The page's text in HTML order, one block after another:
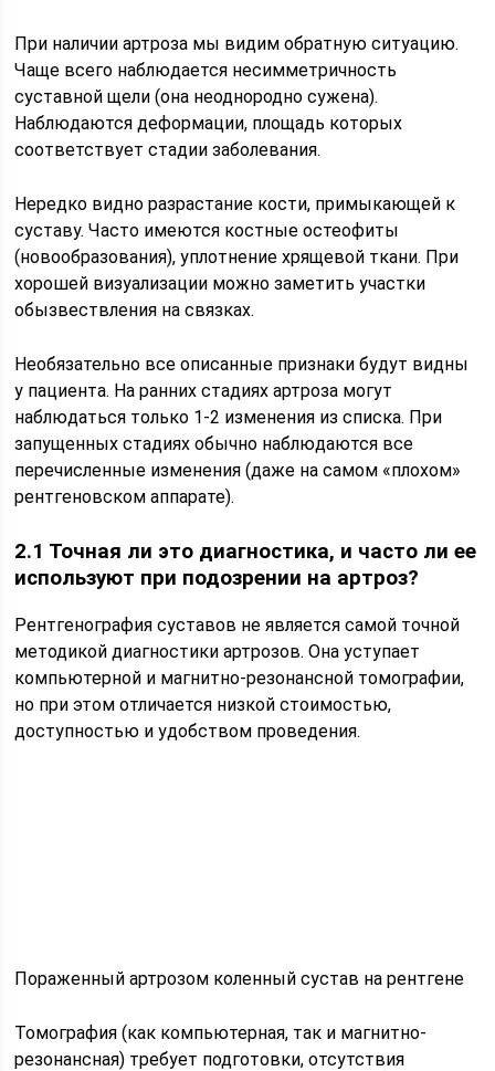
При наличии артроза мы видим обратную ситуацию.
Чаще всего наблюдается несимметричность
суставной щели (она неоднородно сужена).
Наблюдаются деформации, площадь которых
соответствует стадии заболевания.
Нередко видно разрастание кости, примыкающей к
суставу. Часто имеются костные остеофиты
(новообразования), уплотнение хрящевой ткани. При
хорошей визуализации можно заметить участки
обызвествления на связках.
Необязательно все описанные признаки будут видны
у пациента. На ранних стадиях артроза могут
наблюдаться только 1-2 изменения из списка. При
запущенных стадиях обычно наблюдаются все
перечисленные изменения (даже на самом «плохом»
рентгеновском аппарате).
2.1 Точная ли это диагностика, и часто ли ее
используют при подозрении на артроз?
Рентгенография суставов не является самой точной
методикой диагностики артрозов. Она уступает
компьютерной и магнитно-резонансной томографии,
но при этом отличается низкой стоимостью,
доступностью и удобством проведения.
Пораженный артрозом коленный сустав на рентгене
Томография (как компьютерная, так и магнитно-
резонансная) требует подготовки, отсутствия